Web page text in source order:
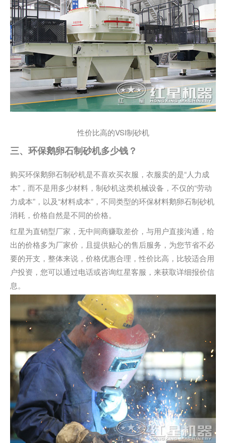
性价比高的VSI制砂机
三、环保鹅卵石制砂机多少钱？
购买环保鹅卵石制砂机是不喜欢买衣服，衣服卖的是“人力成
本”，而不是用多少材料，制砂机这类机械设备，不仅的“劳动
力成本”，以及“材料成本”，不同类型的环保材料鹅卵石制砂机
消耗，价格自然是不同的价格。
红星为直销型厂家，无中间商赚取差价，与用户直接沟通，给
出的价格多为厂家价，且提供贴心的售后服务，为您节省不必
要的开支，整体来说，价格优惠合理，性价比高，比较适合用
户投资，您可以通过电话或咨询红星客服，来获取详细报价信
息。